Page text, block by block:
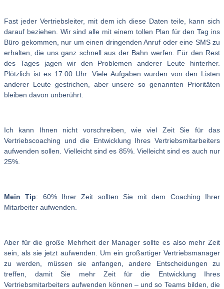
Fast jeder Vertriebsleiter, mit dem ich diese Daten teile, kann sich
darauf beziehen. Wir sind alle mit einem tollen Plan für den Tag ins
Büro gekommen, nur um einen dringenden Anruf oder eine SMS zu
erhalten, die uns ganz schnell aus der Bahn werfen. Für den Rest
des Tages jagen wir den Problemen anderer Leute hinterher.
Plötzlich ist es 17.00 Uhr. Viele Aufgaben wurden von den Listen
anderer Leute gestrichen, aber unsere so genannten Prioritäten
bleiben davon unberührt.
Ich kann Ihnen nicht vorschreiben, wie viel Zeit Sie für das
Vertriebscoaching und die Entwicklung Ihres Vertriebsmitarbeiters
aufwenden sollen. Vielleicht sind es 85%. Vielleicht sind es auch nur
25%.
Mein Tip: 60% Ihrer Zeit sollten Sie mit dem Coaching Ihrer
Mitarbeiter aufwenden.
Aber für die große Mehrheit der Manager sollte es also mehr Zeit
sein, als sie jetzt aufwenden. Um ein großartiger Vertriebsmanager
zu werden, müssen sie anfangen, andere Entscheidungen zu
treffen, damit Sie mehr Zeit für die Entwicklung Ihres
Vertriebsmitarbeiters aufwenden können – und so Teams bilden, die